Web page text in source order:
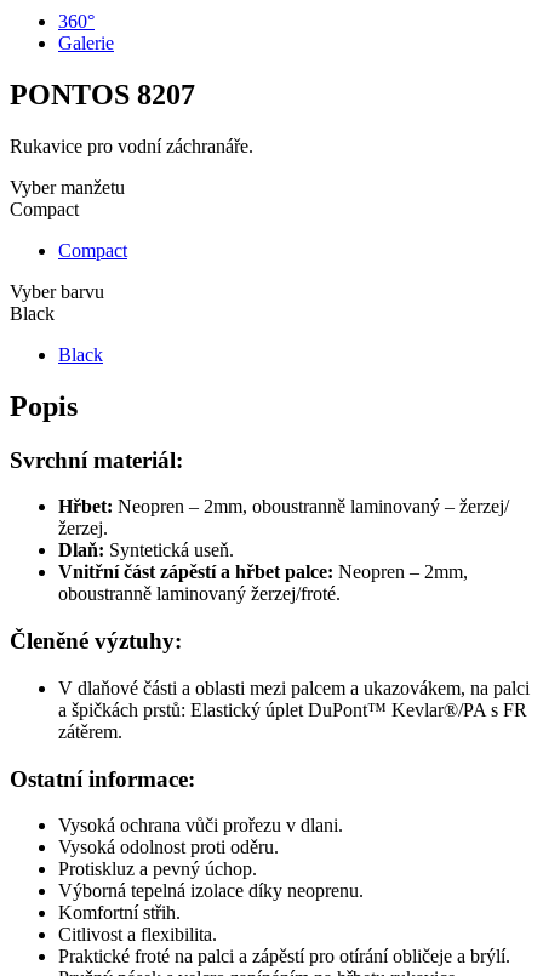
360°
Galerie
PONTOS 8207
Rukavice pro vodní záchranáře.
Vyber manžetu
Compact
Compact
Vyber barvu
Black
Black
Popis
Svrchní materiál:
Hřbet: Neopren – 2mm, oboustranně laminovaný – žerzej/
žerzej.
Dlaň: Syntetická useň.
Vnitřní část zápěstí a hřbet palce: Neopren – 2mm,
oboustranně laminovaný žerzej/froté.
Členěné výztuhy:
V dlaňové části a oblasti mezi palcem a ukazovákem, na palci
a špičkách prstů: Elastický úplet DuPont™ Kevlar®/PA s FR
zátěrem.
Ostatní informace:
Vysoká ochrana vůči prořezu v dlani.
Vysoká odolnost proti oděru.
Protiskluz a pevný úchop.
Výborná tepelná izolace díky neoprenu.
Komfortní střih.
Citlivost a flexibilita.
Praktické froté na palci a zápěstí pro otírání obličeje a brýlí.